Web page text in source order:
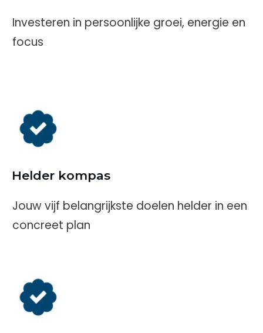
Investeren in persoonlijke groei, energie en
focus
Helder kompas
Jouw vijf belangrijkste doelen helder in een
concreet plan